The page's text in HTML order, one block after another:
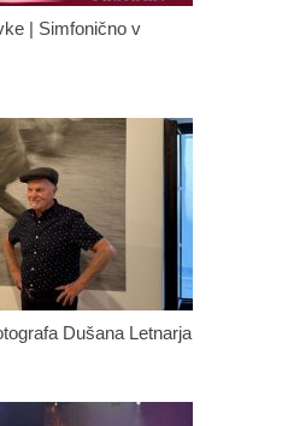
| Simfonično v
Dušana Letnarja